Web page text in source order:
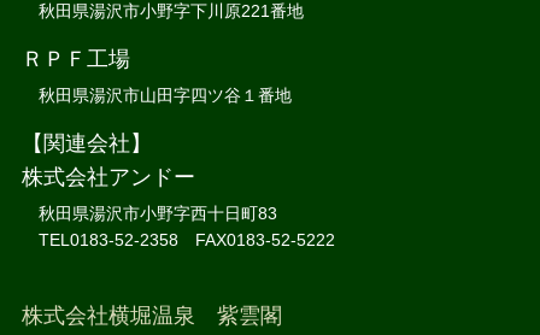
秋田県湯沢市小野字下川原221番地
ＲＰＦ工場
秋田県湯沢市山田字四ツ谷１番地
【関連会社】
株式会社アンドー
秋田県湯沢市小野字西十日町83
TEL0183-52-2358 FAX0183-52-5222
株式会社横堀温泉 紫雲閣